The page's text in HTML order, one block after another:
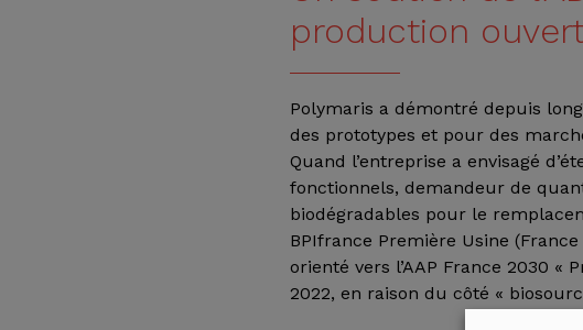
production
Polymaris a démontré depuis
des prototypes et pour des
Quand l’entreprise a envisagé
fonctionnels, demandeur de
biodégradables pour le
BPIfrance Première Usine
orienté vers l’AAP France 2030 «
2022, en raison du côté «